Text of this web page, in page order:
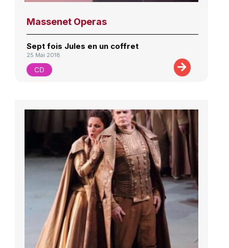
Massenet Operas
Sept fois Jules en un coffret
25 Mai 2018
CD